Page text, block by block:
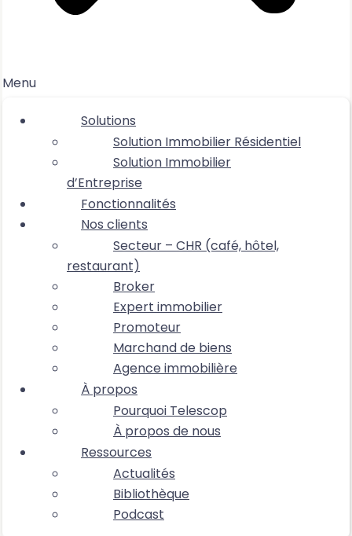
Menu
Solutions
Solution Immobilier Résidentiel
Solution Immobilier
d’Entreprise
Fonctionnalités
Nos clients
Secteur – CHR (café, hôtel,
restaurant)
Broker
Expert immobilier
Promoteur
Marchand de biens
Agence immobilière
À propos
Pourquoi Telescop
À propos de nous
Ressources
Actualités
Bibliothèque
Podcast